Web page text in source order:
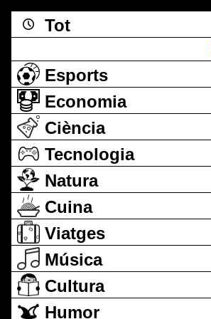
Tot
Esports
Economia
Ciència
Tecnologia
Natura
Cuina
Viatges
Música
Cultura
Humor